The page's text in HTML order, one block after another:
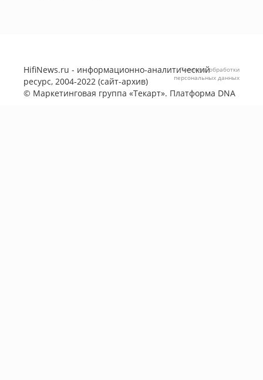
HifiNews.ru - информационно-аналитический
ресурс, 2004-2022 (сайт-архив)
© Маркетинговая группа «Текарт». Платформа DNA
Политика обработки
персональных данных